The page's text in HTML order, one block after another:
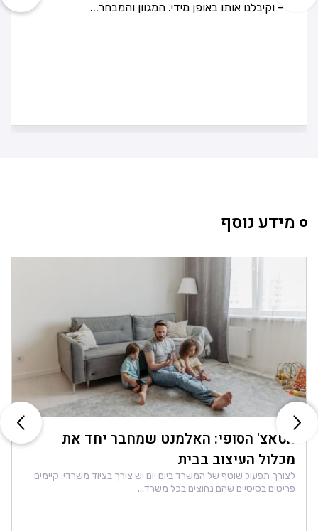
– וקיבלנו אותו באופן מידי. המגוון והמבחר...
מידע נוסף
הטאצ' הסופי: האלמנט שמחבר יחד את
מכלול העיצוב בבית
לצורך תפעול שוטף של המשרד ביום יום יש צורך בציוד משרדי. קיימים
פריטים בסיסיים שהם נחוצים בכל משרד...